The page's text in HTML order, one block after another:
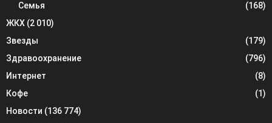
Семья
(168)
ЖКХ (2 010)
Звезды
(179)
Здравоохранение
(796)
Интернет
(8)
Кофе
(1)
Новости (136 774)